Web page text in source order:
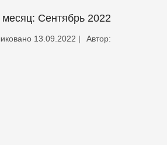
месяц: Сентябрь 2022
13.09.2022 | Автор: